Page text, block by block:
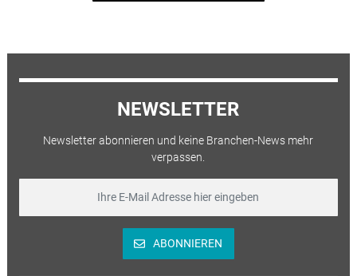
NEWSLETTER
Newsletter abonnieren und keine Branchen-News mehr
verpassen.
ABONNIEREN